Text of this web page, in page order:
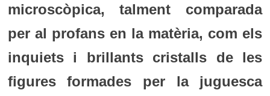
microscòpica, talment comparada
per al profans en la matèria, com els
inquiets i brillants cristalls de les
figures formades per la juguesca